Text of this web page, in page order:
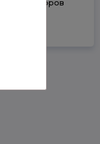
факторов